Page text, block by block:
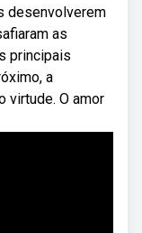
desenvolverem
as
principais
a
virtude. O amor